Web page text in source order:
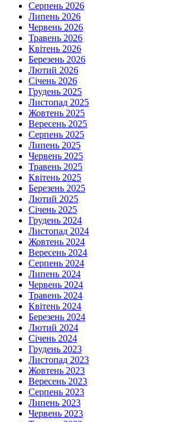
Серпень 2026
Липень 2026
Червень 2026
Травень 2026
Квітень 2026
Березень 2026
Лютий 2026
Січень 2026
Грудень 2025
Листопад 2025
Жовтень 2025
Вересень 2025
Серпень 2025
Липень 2025
Червень 2025
Травень 2025
Квітень 2025
Березень 2025
Лютий 2025
Січень 2025
Грудень 2024
Листопад 2024
Жовтень 2024
Вересень 2024
Серпень 2024
Липень 2024
Червень 2024
Травень 2024
Квітень 2024
Березень 2024
Лютий 2024
Січень 2024
Грудень 2023
Листопад 2023
Жовтень 2023
Вересень 2023
Серпень 2023
Липень 2023
Червень 2023